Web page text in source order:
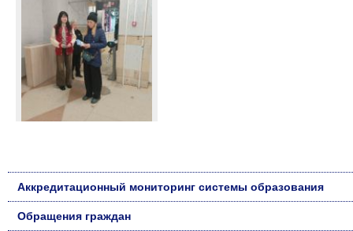
Аккредитационный мониторинг системы образования
Обращения граждан